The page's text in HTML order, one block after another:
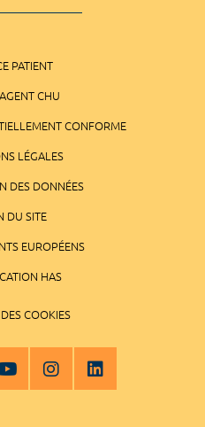
PATIENT
CHU
CONFORME
LÉGALES
DES DONNÉES
DU SITE
EUROPÉENS
HAS
COOKIES